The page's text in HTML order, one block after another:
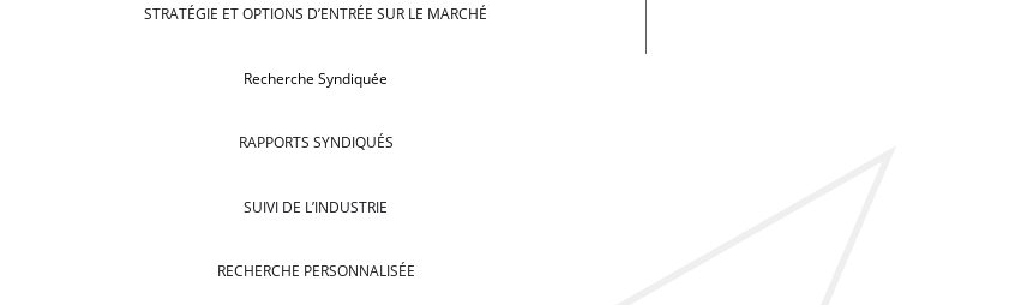
STRATÉGIE ET OPTIONS D’ENTRÉE SUR LE MARCHÉ
Recherche Syndiquée
RAPPORTS SYNDIQUÉS
SUIVI DE L’INDUSTRIE
RECHERCHE PERSONNALISÉE